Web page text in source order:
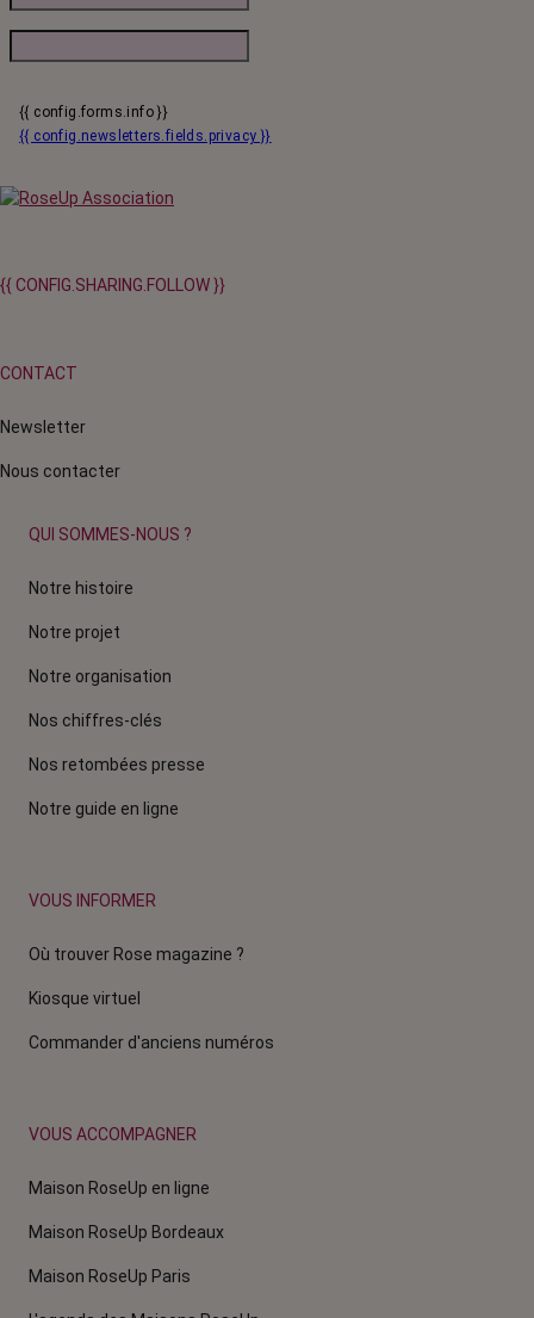
{{ config.forms.info }}
{{ config.newsletters.fields.privacy }}
{{ CONFIG.SHARING.FOLLOW }}
CONTACT
Newsletter
Nous contacter
QUI SOMMES-NOUS ?
Notre histoire
Notre projet
Notre organisation
Nos chiffres-clés
Nos retombées presse
Notre guide en ligne
VOUS INFORMER
Où trouver Rose magazine ?
Kiosque virtuel
Commander d'anciens numéros
VOUS ACCOMPAGNER
Maison RoseUp en ligne
Maison RoseUp Bordeaux
Maison RoseUp Paris